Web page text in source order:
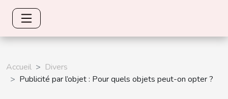
Accueil
Divers
Publicité par l’objet : Pour quels objets peut-on opter ?